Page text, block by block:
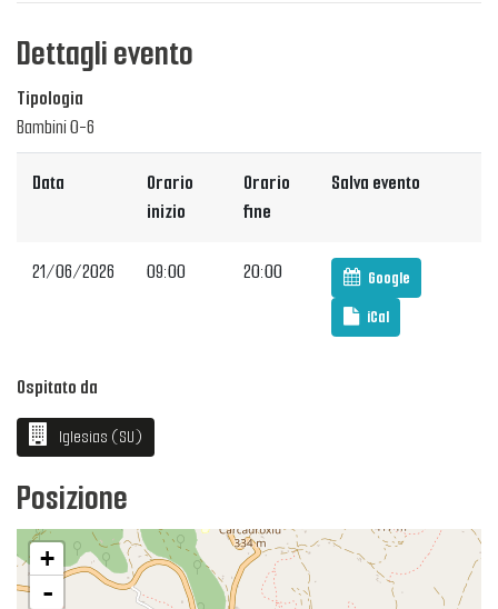
Dettagli evento
Tipologia
Bambini 0-6
Data
Orario
inizio
Orario
fine
Salva evento
21/06/2026 09:00 20:00
Google
iCal
Ospitato da
Iglesias (SU)
Posizione
+
-